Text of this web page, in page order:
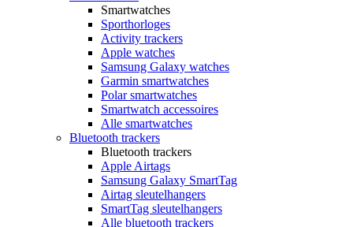
Smartwatches
Sporthorloges
Activity trackers
Apple watches
Samsung Galaxy watches
Garmin smartwatches
Polar smartwatches
Smartwatch accessoires
Alle smartwatches
Bluetooth trackers
Bluetooth trackers
Apple Airtags
Samsung Galaxy SmartTag
Airtag sleutelhangers
SmartTag sleutelhangers
Alle bluetooth trackers